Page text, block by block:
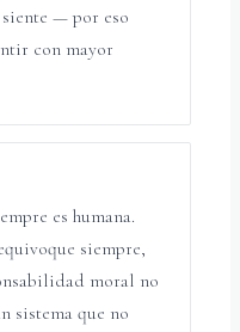
— por eso
con mayor
es humana.
siempre,
moral no
sistema que no